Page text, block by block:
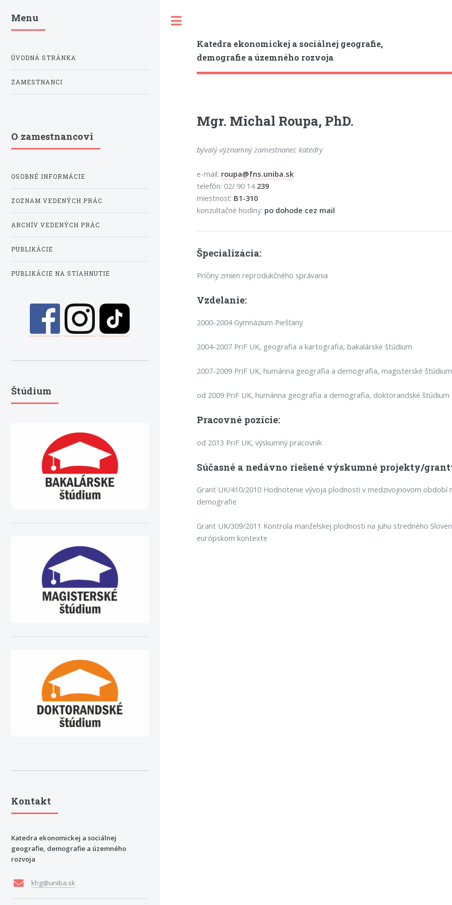
Katedra ekonomickej a sociálnej geografie,
demografie a územného rozvoja
Mgr. Michal Roupa, PhD.
bývalý významný zamestnanec katedry
e-mail: roupa@fns.uniba.sk
telefón: 02/ 90 14 239
miestnosť: B1-310
konzultačné hodiny: po dohode cez mail
Špecializácia:
Príčiny zmien reprodukčného správania
Vzdelanie:
2000-2004 Gymnázium Piešťany
2004-2007 PriF UK, geografia a kartografia, bakalárske štúdium
2007-2009 PriF UK, humánna geografia a demografia, magisterské štúdium
od 2009 PriF UK, humánna geografia a demografia, doktorandské štúdium
Pracovné pozície:
od 2013 PriF UK, výskumný pracovník
Súčasné a nedávno riešené výskumné projekty/
Grant UK/410/2010 Hodnotenie vývoja plodnosti v medzivojnovom období
demografie
Grant UK/309/2011 Kontrola manželskej plodnosti na juhu stredného
európskom kontexte
Menu
ÚVODNÁ STRÁNKA
ZAMESTNANCI
O zamestnancovi
OSOBNÉ INFORMÁCIE
ZOZNAM VEDENÝCH PRÁC
ARCHÍV VEDENÝCH PRÁC
PUBLIKÁCIE
PUBLIKÁCIE NA STIAHNUTIE
Štúdium
Kontakt
Katedra ekonomickej a sociálnej
geografie, demografie a územného
rozvoja
khg@uniba.sk